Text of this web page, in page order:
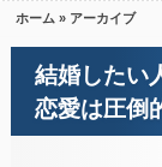
ホーム » アーカイブ
結婚したい
恋愛は圧倒